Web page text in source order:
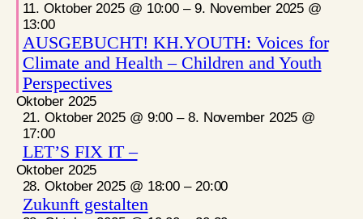
11. Oktober 2025 @ 10:00 – 9. November 2025 @
13:00
AUSGEBUCHT! KH.YOUTH: Voices for
Climate and Health – Children and Youth
Perspectives
Oktober 2025
21. Oktober 2025 @ 9:00 – 8. November 2025 @
17:00
LET’S FIX IT –
Oktober 2025
28. Oktober 2025 @ 18:00 – 20:00
Zukunft gestalten